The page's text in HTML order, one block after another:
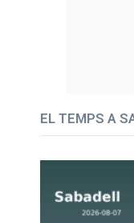
EL TEMPS A